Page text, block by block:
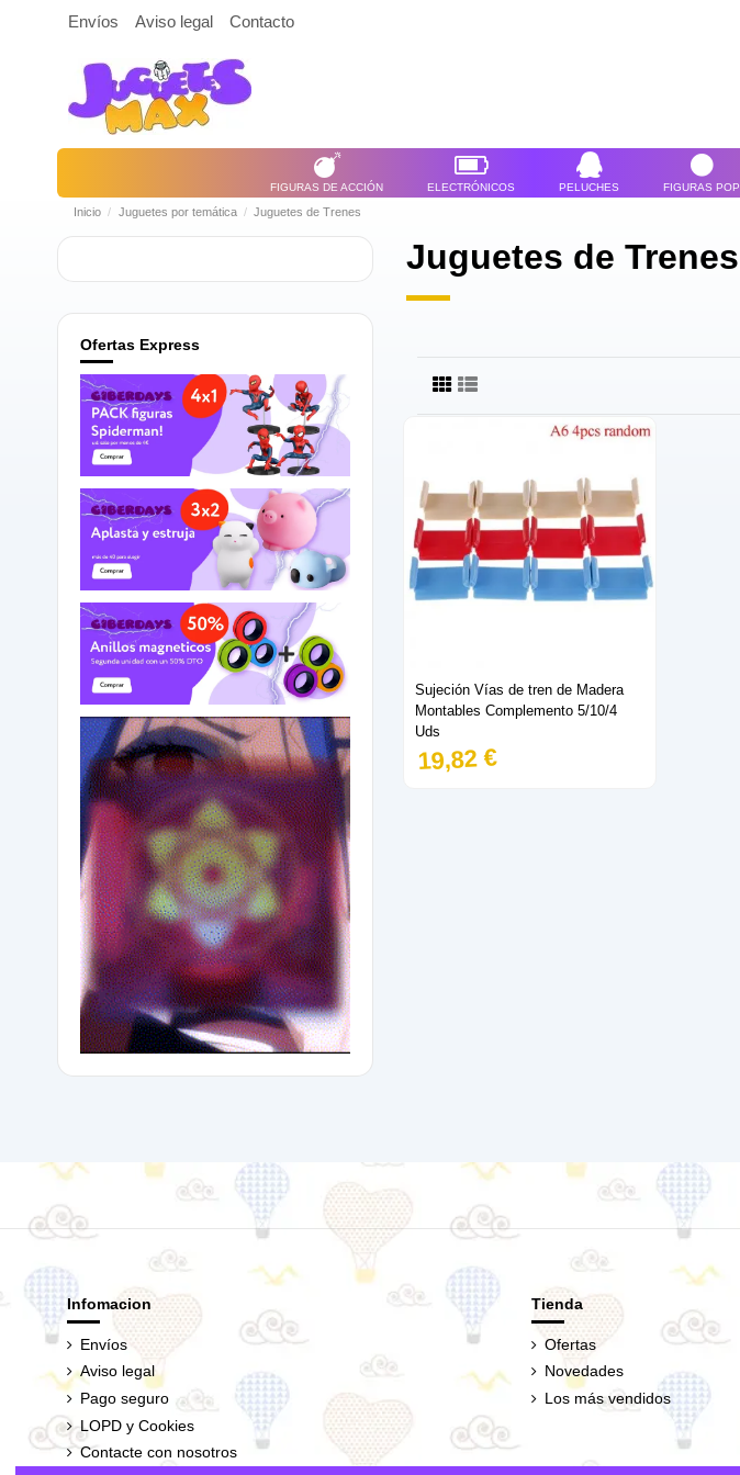
Envíos Aviso legal Contacto
FIGURAS DE ACCIÓN ELECTRÓNICOS PELUCHES FIGURAS POP
Inicio Juguetes por temática Juguetes de Trenes
Juguetes de Trenes
Sujeción Vías de tren de Madera
Montables Complemento 5/10/4
Uds
19,82 €
Ofertas Express
Infomacion
Envíos
Aviso legal
Pago seguro
LOPD y Cookies
Contacte con nosotros
Tienda
Ofertas
Novedades
Los más vendidos